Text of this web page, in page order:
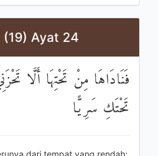
Ayat 24
فَنَادَاهَا مِنْ تَحْتِهَا أَلَّا
تَحْتَكِ سَرِيًّا
dari tempat yang rendah: